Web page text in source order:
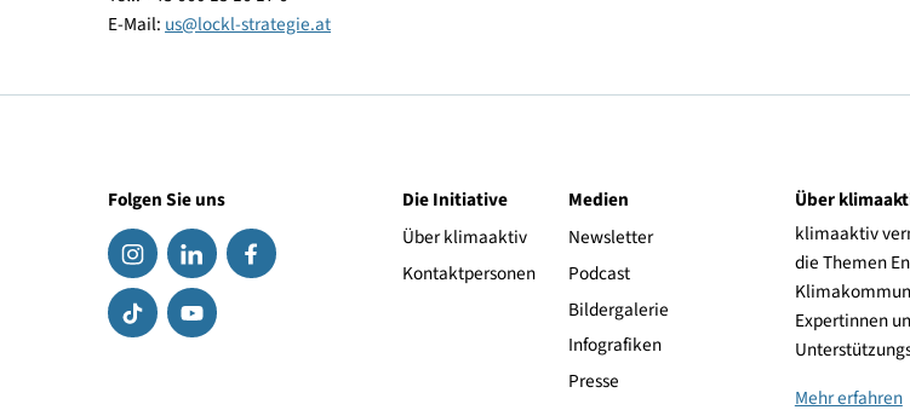
Bundesministerium für Nachhaltigkeit und Tourismus
Tel.: (+43 1) 711 00-606963
Pressedienst klimaaktiv:
Lockl Strategie, Mag.(FH) Ulrike Schmid
Tel.: +43 660 15 16 17 6
E-Mail:us@ lockl-strategie.at